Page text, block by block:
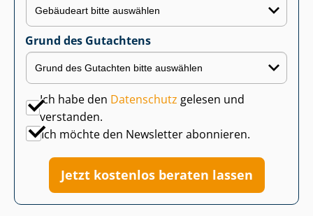
Grund des Gutachtens
Ich habe den Datenschutz gelesen und
verstanden.
Ich möchte den Newsletter abonnieren.
Jetzt kostenlos beraten lassen